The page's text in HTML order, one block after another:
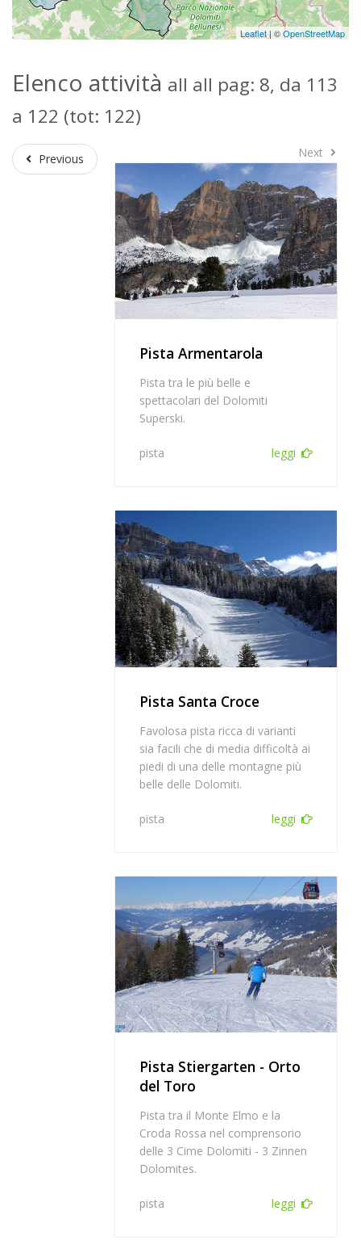
Leaflet| ©OpenStreetMap
Elenco attività all all pag: 8, da 113
a 122 (tot: 122)
PreviousPrevious Next
Pista Armentarola
Pista tra le più belle e
spettacolari del Dolomiti
Superski.
pista leggi
Pista Santa Croce
Favolosa pista ricca di varianti
sia facili che di media difficoltà ai
piedi di una delle montagne più
belle delle Dolomiti.
pista leggi
Pista Stiergarten - Orto
del Toro
Pista tra il Monte Elmo e la
Croda Rossa nel comprensorio
delle 3 Cime Dolomiti - 3 Zinnen
Dolomites.
pista leggi